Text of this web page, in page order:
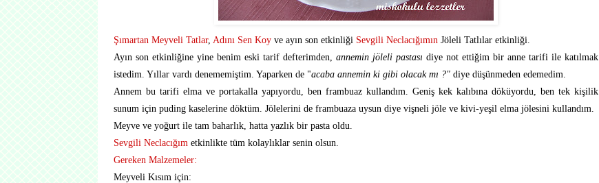
Şımartan Meyveli Tatlar, Adını Sen Koy ve ayın son etkinliği Sevgili Neclacığımın Jöleli Tatlılar etkinliği.
Ayın son etkinliğine yine benim eski tarif defterimden, annemin jöleli pastası diye not ettiğim bir anne tarifi ile katılmak
istedim. Yıllar vardı denememiştim. Yaparken de "acaba annemin ki gibi olacak mı ?" diye düşünmeden edemedim.
Annem bu tarifi elma ve portakalla yapıyordu, ben frambuaz kullandım. Geniş kek kalıbına döküyordu, ben tek kişilik
sunum için puding kaselerine döktüm. Jölelerini de frambuaza uysun diye vişneli jöle ve kivi-yeşil elma jölesini kullandım.
Meyve ve yoğurt ile tam baharlık, hatta yazlık bir pasta oldu.
Sevgili Neclacığım etkinlikte tüm kolaylıklar senin olsun.
Gereken Malzemeler:
Meyveli Kısım için: